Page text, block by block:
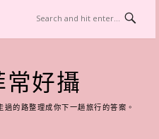
常好攝
的路整理成你下一趟旅行的答案。